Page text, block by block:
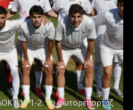
Κ19 1-2: Το φωτορεπορτάζ